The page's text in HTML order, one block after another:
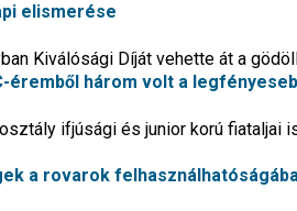
elismerése
Kiválósági Díját vehette át a
éremből három volt a
ifjúsági és junior korú fiataljai
a rovarok